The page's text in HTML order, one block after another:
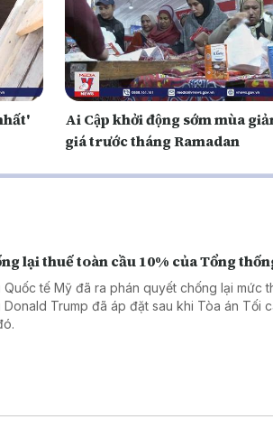
Ai Cập khởi động sớm mùa
giá trước tháng Ramadan
lại thuế toàn cầu 10% của Tổng
tế Mỹ đã ra phán quyết chống lại mức
Trump đã áp đặt sau khi Tòa án Tối